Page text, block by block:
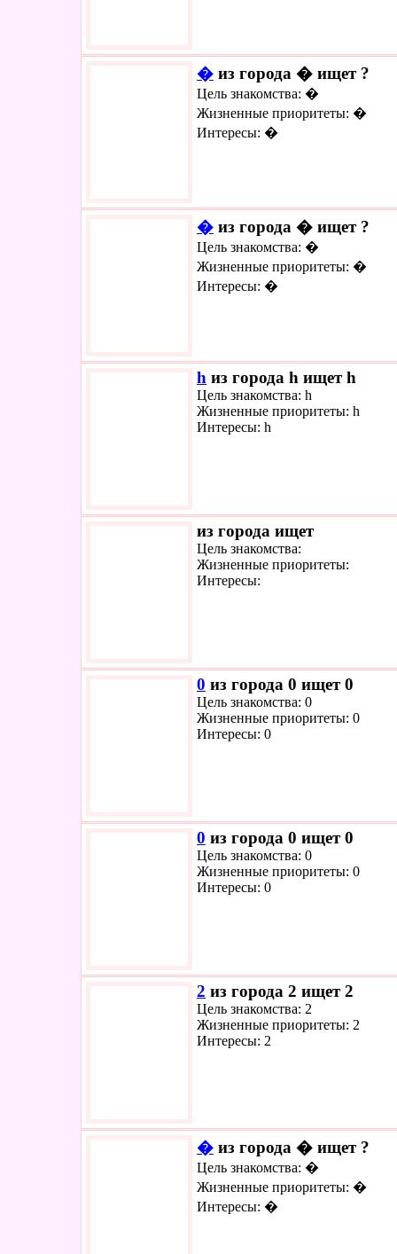
� из города � ищет ?
Цель знакомства: �
Жизненные приоритеты: �
Интересы: �
� из города � ищет ?
Цель знакомства: �
Жизненные приоритеты: �
Интересы: �
h из города h ищет h
Цель знакомства: h
Жизненные приоритеты: h
Интересы: h
из города ищет
Цель знакомства:
Жизненные приоритеты:
Интересы:
0 из города 0 ищет 0
Цель знакомства: 0
Жизненные приоритеты: 0
Интересы: 0
0 из города 0 ищет 0
Цель знакомства: 0
Жизненные приоритеты: 0
Интересы: 0
2 из города 2 ищет 2
Цель знакомства: 2
Жизненные приоритеты: 2
Интересы: 2
� из города � ищет ?
Цель знакомства: �
Жизненные приоритеты: �
Интересы: �